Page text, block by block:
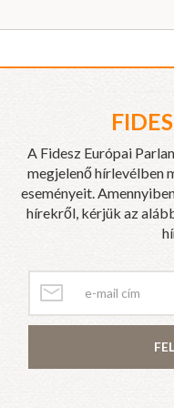
A Fidesz Európai
megjelenő hírlevélben
eseményeit.
hírekről, kérjük az